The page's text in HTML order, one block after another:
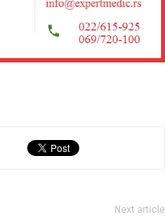
Next article